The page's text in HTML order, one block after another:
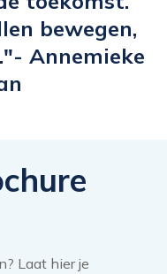
profiel
activeren in
bewegen,
Annemieke
Laat hier je